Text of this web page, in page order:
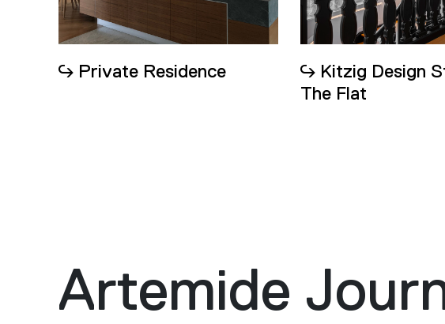
Private Residence
Kitzig Design
The Flat
Artemide